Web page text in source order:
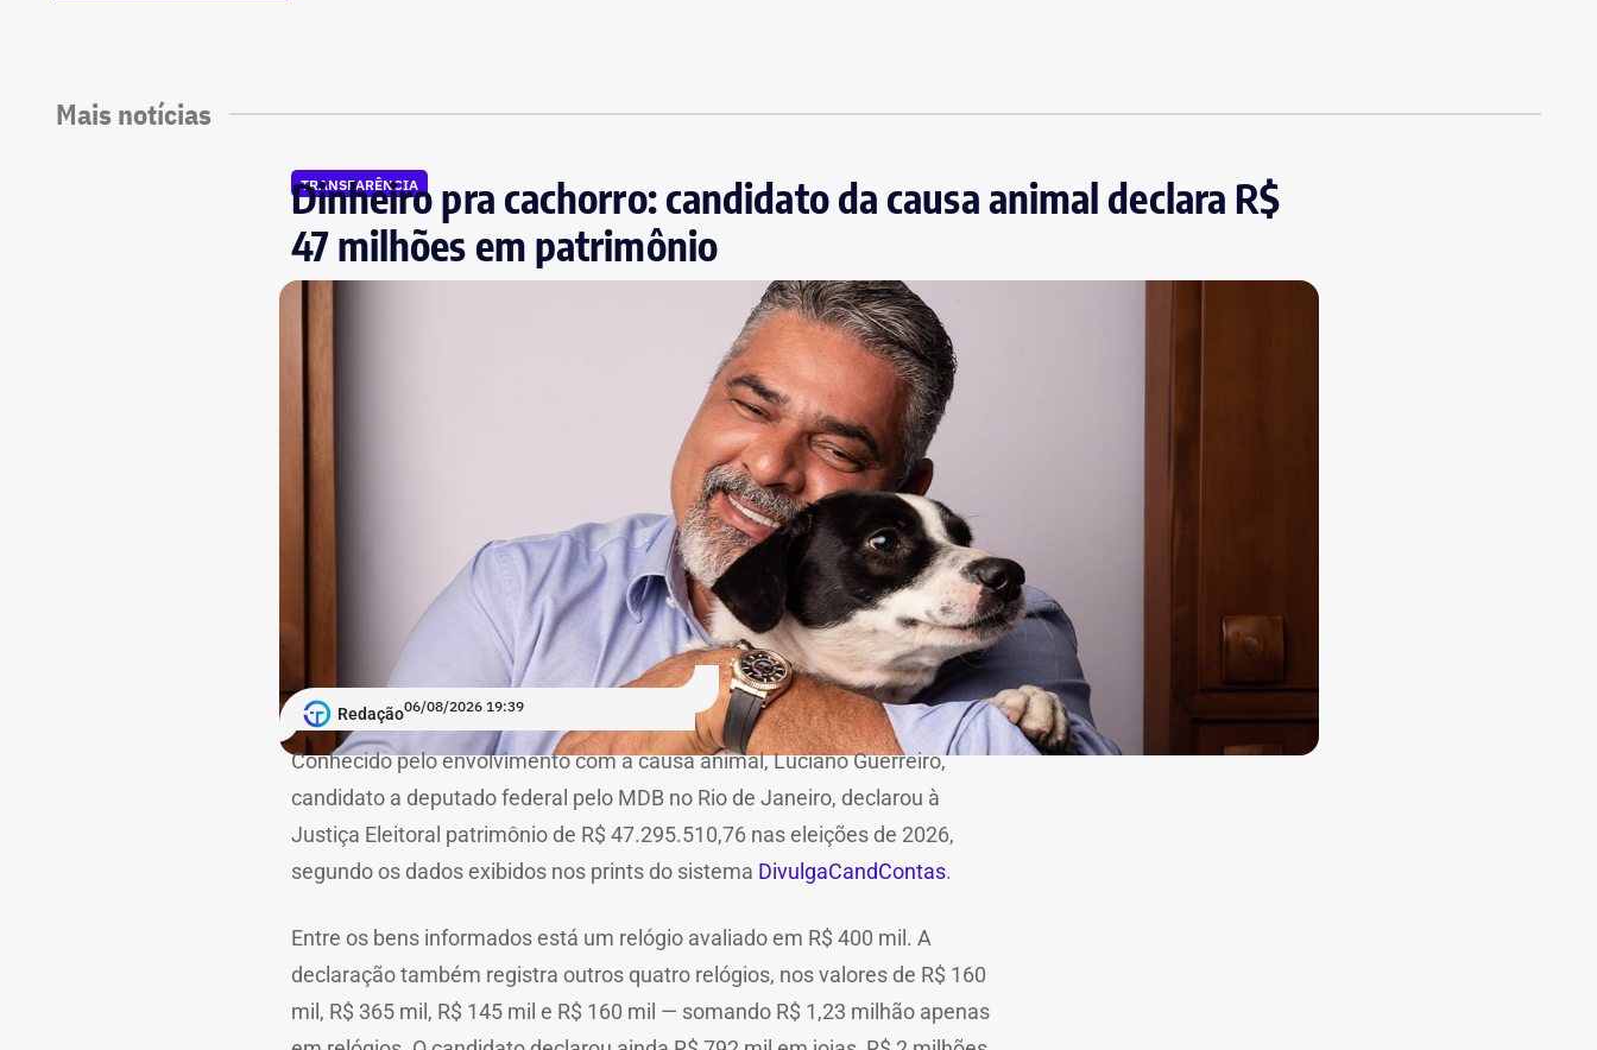
Mais notícias
TRANSPARÊNCIA
Dinheiro pra cachorro: candidato da causa animal declara R$
47 milhões em patrimônio
Redação06/08/2026 19:39
Conhecido pelo envolvimento com a causa animal, Luciano Guerreiro,
candidato a deputado federal pelo MDB no Rio de Janeiro, declarou à
Justiça Eleitoral patrimônio de R$ 47.295.510,76 nas eleições de 2026,
segundo os dados exibidos nos prints do sistema DivulgaCandContas.
Entre os bens informados está um relógio avaliado em R$ 400 mil. A
declaração também registra outros quatro relógios, nos valores de R$ 160
mil, R$ 365 mil, R$ 145 mil e R$ 160 mil — somando R$ 1,23 milhão apenas